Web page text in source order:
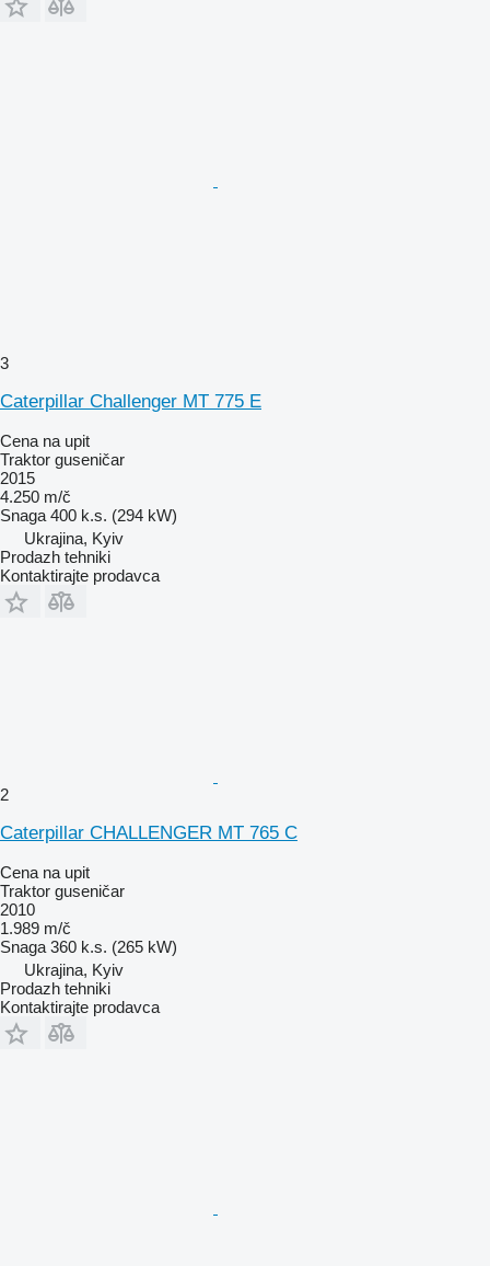
3
Caterpillar Challenger MT 775 E
Cena na upit
Traktor guseničar
2015
4.250 m/č
Snaga 400 k.s. (294 kW)
Ukrajina, Kyiv
Prodazh tehniki
Kontaktirajte prodavca
2
Caterpillar CHALLENGER MT 765 C
Cena na upit
Traktor guseničar
2010
1.989 m/č
Snaga 360 k.s. (265 kW)
Ukrajina, Kyiv
Prodazh tehniki
Kontaktirajte prodavca